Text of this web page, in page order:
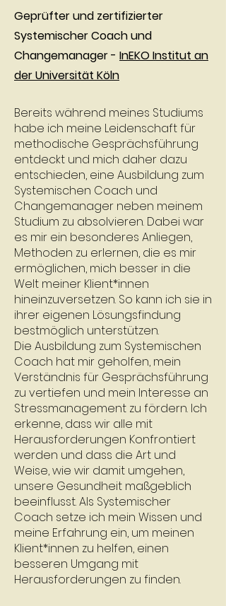
Geprüfter und zertifizierter
Systemischer Coach und
Changemanager - InEKO Institut an
der Universität Köln
Bereits während meines Studiums
habe ich meine Leidenschaft für
methodische Gesprächsführung
entdeckt und mich daher dazu
entschieden, eine Ausbildung zum
Systemischen Coach und
Changemanager neben meinem
Studium zu absolvieren. Dabei war
es mir ein besonderes Anliegen,
Methoden zu erlernen, die es mir
ermöglichen, mich besser in die
Welt meiner Klient*innen
hineinzuversetzen. So kann ich sie in
ihrer eigenen Lösungsfindung
bestmöglich unterstützen.
Die Ausbildung zum Systemischen
Coach hat mir geholfen, mein
Verständnis für Gesprächsführung
zu vertiefen und mein Interesse an
Stressmanagement zu fördern. Ich
erkenne, dass wir alle mit
Herausforderungen Konfrontiert
werden und dass die Art und
Weise, wie wir damit umgehen,
unsere Gesundheit maßgeblich
beeinflusst. Als Systemischer
Coach setze ich mein Wissen und
meine Erfahrung ein, um meinen
Klient*innen zu helfen, einen
besseren Umgang mit
Herausforderungen zu finden.